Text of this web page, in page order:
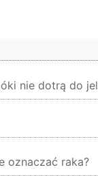
nie dotrą do
oznaczać raka?